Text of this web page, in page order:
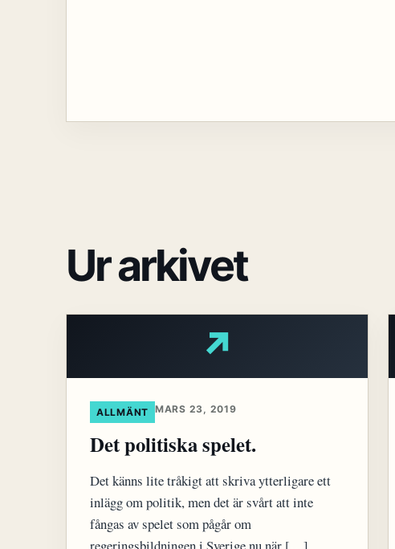
Ur arkivet
↗
ALLMÄNT MARS 23, 2019
Det politiska spelet.
Det känns lite tråkigt att skriva ytterligare ett
inlägg om politik, men det är svårt att inte
fångas av spelet som pågår om